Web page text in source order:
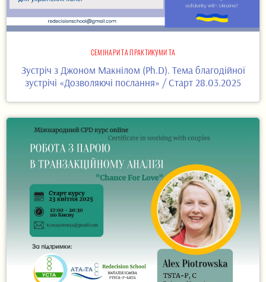
СЕМІНАРИ ТА ПРАКТИКУМИ ТА
Зустріч з Джоном Макнілом (Ph.D). Тема благодійної
зустрічі «Дозволяючі послання» / Старт 28.03.2025